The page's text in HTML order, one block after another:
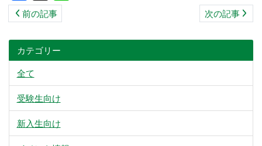
前の記事 次の記事
カテゴリー
全て
受験生向け
新入生向け